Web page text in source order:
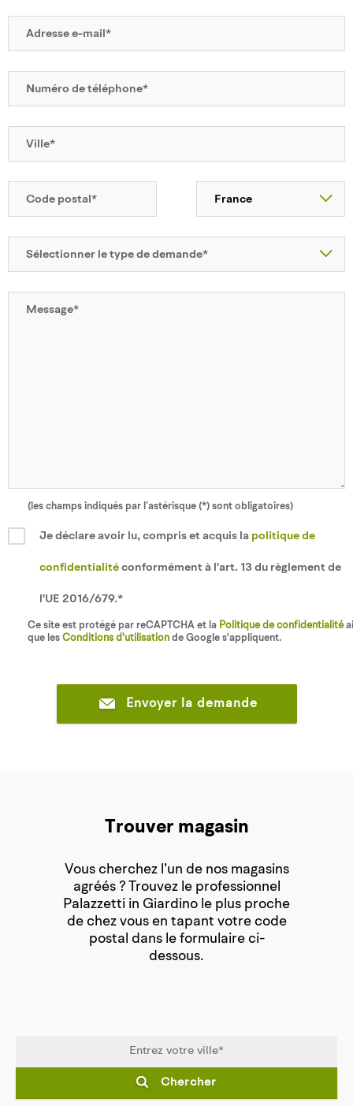
(les champs indiqués par l’astérisque (*) sont obligatoires)
Je déclare avoir lu, compris et acquis la politique de
confidentialité conformément à l'art. 13 du règlement de
l'UE 2016/679.*
Ce site est protégé par reCAPTCHA et la Politique de confidentialité
que les Conditions d'utilisation de Google s'appliquent.
Envoyer la demande
Trouver magasin
Vous cherchez l’un de nos magasins
agréés ? Trouvez le professionnel
Palazzetti in Giardino le plus proche
de chez vous en tapant votre code
postal dans le formulaire ci-
dessous.
Chercher